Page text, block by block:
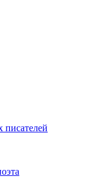
писателей